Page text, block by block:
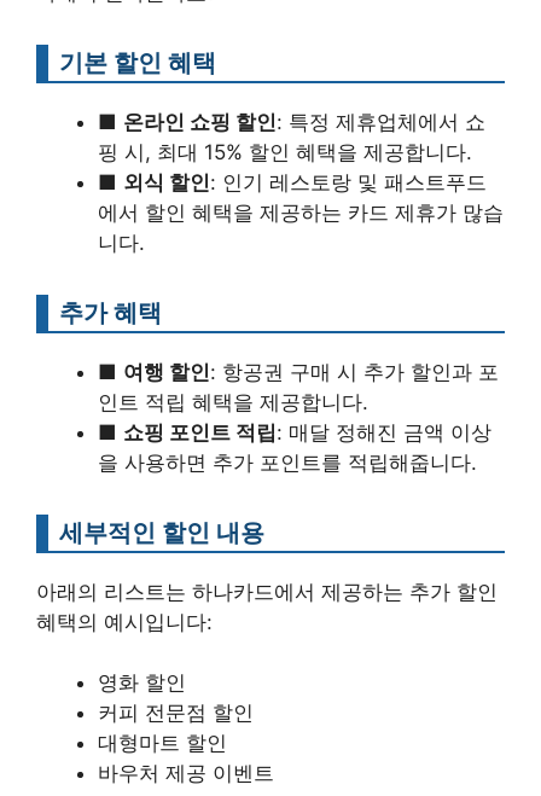
기본 할인 혜택
■ 온라인 쇼핑 할인: 특정 제휴업체에서 쇼
핑 시, 최대 15% 할인 혜택을 제공합니다.
■ 외식 할인: 인기 레스토랑 및 패스트푸드
에서 할인 혜택을 제공하는 카드 제휴가 많습
니다.
추가 혜택
■ 여행 할인: 항공권 구매 시 추가 할인과 포
인트 적립 혜택을 제공합니다.
■ 쇼핑 포인트 적립: 매달 정해진 금액 이상
을 사용하면 추가 포인트를 적립해줍니다.
세부적인 할인 내용
아래의 리스트는 하나카드에서 제공하는 추가 할인
혜택의 예시입니다:
영화 할인
커피 전문점 할인
대형마트 할인
바우처 제공 이벤트